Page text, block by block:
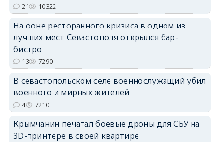
21 10322
На фоне ресторанного кризиса в одном из
лучших мест Севастополя открылся бар-
бистро
13 7290
В севастопольском селе военнослужащий убил
военного и мирных жителей
4 7210
Крымчанин печатал боевые дроны для СБУ на
3D-принтере в своей квартире